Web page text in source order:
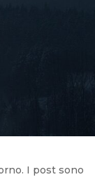
I post sono